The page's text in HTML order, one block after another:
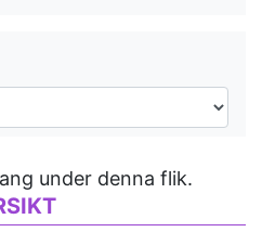
under denna flik.